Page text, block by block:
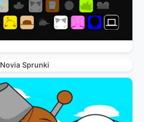
Novia Sprunki